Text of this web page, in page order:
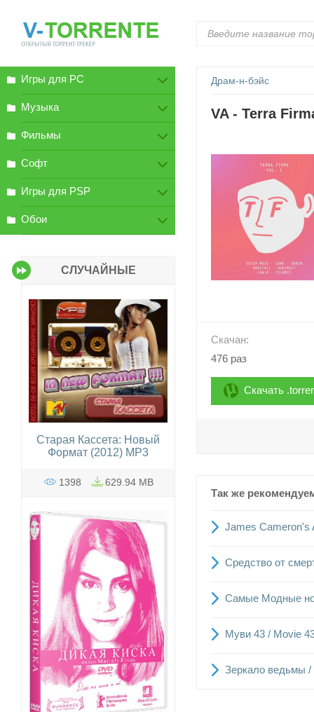
Драм-н-бэйс
VA - Terra
Скачан:
476 раз
Скачать
Так же
James Cameron's
Средство от
Самые Модные
Муви 43 / Movie
Зеркало ведьмы /
Игры для PC
Музыка
Фильмы
Софт
Игры для PSP
Обои
СЛУЧАЙНЫЕ
Старая Кассета: Новый
Формат (2012) MP3
1398 629.94 MB